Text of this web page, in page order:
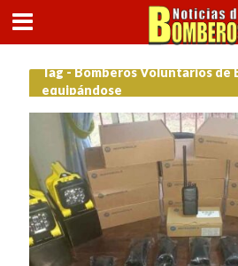
Tag - Bomberos Voluntarios de
equipándose